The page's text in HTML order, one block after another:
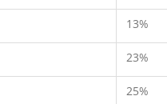
13%
23%
25%